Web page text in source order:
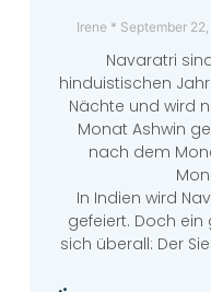
Irene September
Navaratri
hinduistischen
Nächte und wird
Monat Ashwin
nach dem
In Indien wird
gefeiert. Doch
sich überall: Der